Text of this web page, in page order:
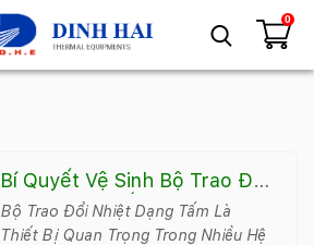
0
Bí Quyết Vệ Sinh Bộ Trao Đổi
Nhiệt Dạng Tấm Giúp Tăng
Tuổi Thọ Thiết Bị
Bộ Trao Đổi Nhiệt Dạng Tấm Là
Thiết Bị Quan Trọng Trong Nhiều Hệ